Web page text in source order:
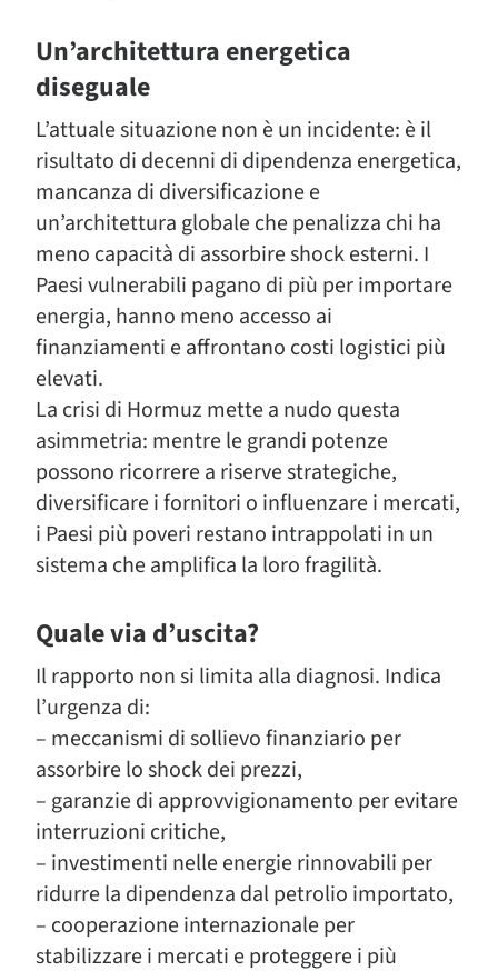
Un’architettura energetica
diseguale
L’attuale situazione non è un incidente: è il
risultato di decenni di dipendenza energetica,
mancanza di diversificazione e
un’architettura globale che penalizza chi ha
meno capacità di assorbire shock esterni. I
Paesi vulnerabili pagano di più per importare
energia, hanno meno accesso ai
finanziamenti e affrontano costi logistici più
elevati.
La crisi di Hormuz mette a nudo questa
asimmetria: mentre le grandi potenze
possono ricorrere a riserve strategiche,
diversificare i fornitori o influenzare i mercati,
i Paesi più poveri restano intrappolati in un
sistema che amplifica la loro fragilità.
Quale via d’uscita?
Il rapporto non si limita alla diagnosi. Indica
l’urgenza di:
– meccanismi di sollievo finanziario per
assorbire lo shock dei prezzi,
– garanzie di approvvigionamento per evitare
interruzioni critiche,
– investimenti nelle energie rinnovabili per
ridurre la dipendenza dal petrolio importato,
– cooperazione internazionale per
stabilizzare i mercati e proteggere i più